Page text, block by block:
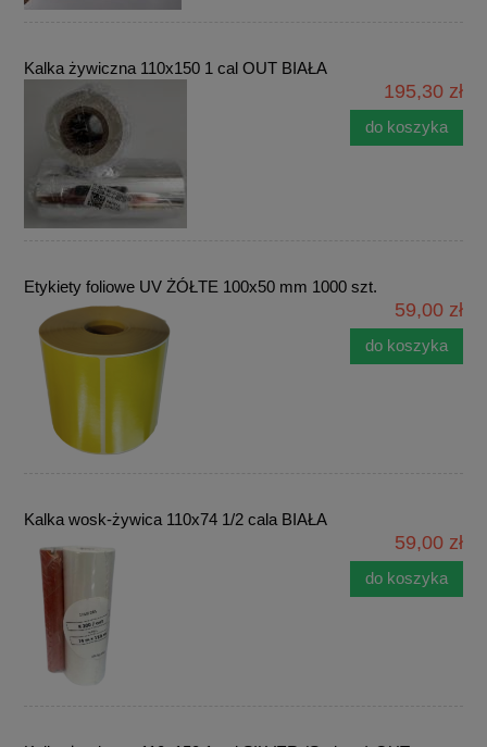
Kalka żywiczna 110x150 1 cal OUT BIAŁA
195,30 zł
do koszyka
Etykiety foliowe UV ŻÓŁTE 100x50 mm 1000 szt.
59,00 zł
do koszyka
Kalka wosk-żywica 110x74 1/2 cala BIAŁA
59,00 zł
do koszyka